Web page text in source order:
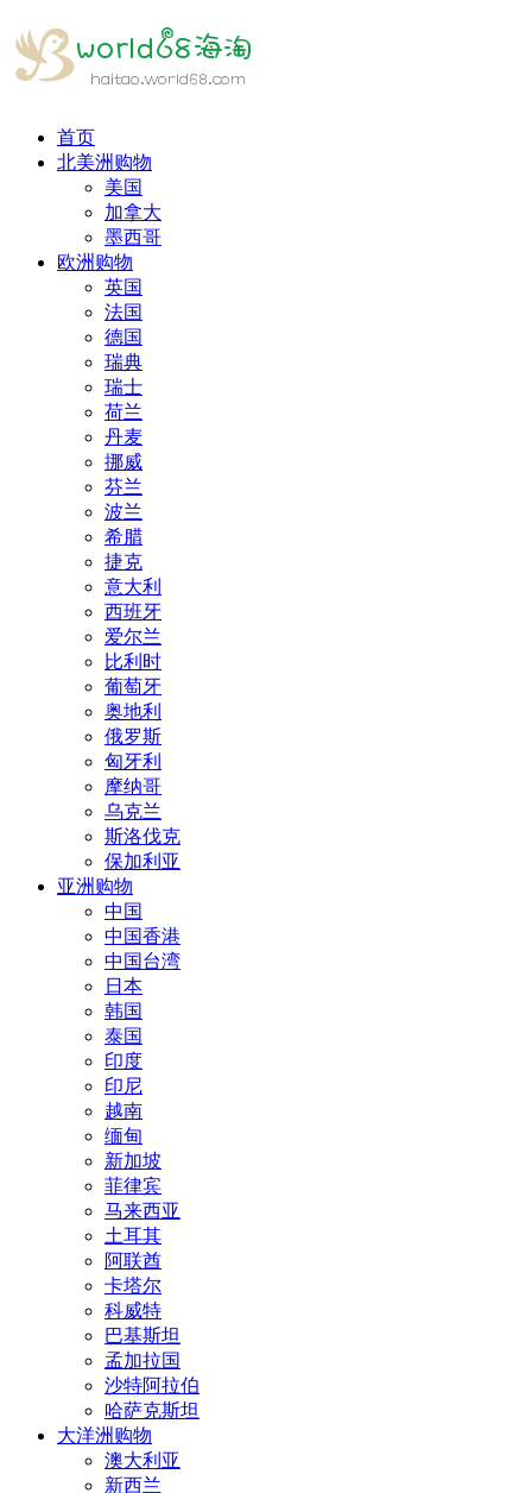
首页
北美洲购物
美国
加拿大
墨西哥
欧洲购物
英国
法国
德国
瑞典
瑞士
荷兰
丹麦
挪威
芬兰
波兰
希腊
捷克
意大利
西班牙
爱尔兰
比利时
葡萄牙
奥地利
俄罗斯
匈牙利
摩纳哥
乌克兰
斯洛伐克
保加利亚
亚洲购物
中国
中国香港
中国台湾
日本
韩国
泰国
印度
印尼
越南
缅甸
新加坡
菲律宾
马来西亚
土耳其
阿联酋
卡塔尔
科威特
巴基斯坦
孟加拉国
沙特阿拉伯
哈萨克斯坦
大洋洲购物
澳大利亚
新西兰